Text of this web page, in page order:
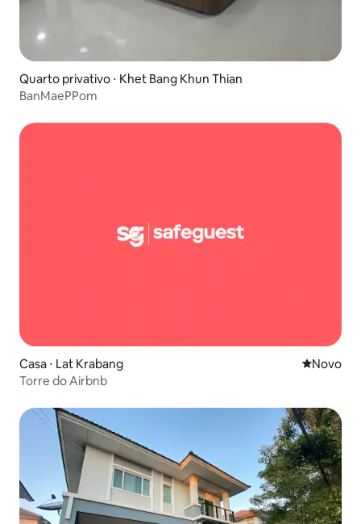
Quarto privativo ⋅ Khet Bang Khun Thian
BanMaePPom
Casa ⋅ Lat Krabang Novo
Novo
Torre do Airbnb